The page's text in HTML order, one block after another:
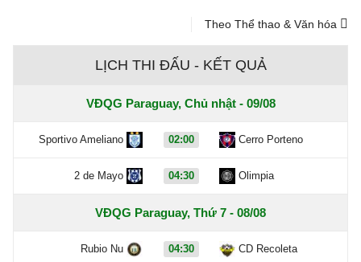
Theo Thể thao & Văn hóa
LỊCH THI ĐẤU - KẾT QUẢ
VĐQG Paraguay, Chủ nhật - 09/08
Sportivo Ameliano 02:00 Cerro Porteno
2 de Mayo 04:30 Olimpia
VĐQG Paraguay, Thứ 7 - 08/08
Rubio Nu 04:30 CD Recoleta